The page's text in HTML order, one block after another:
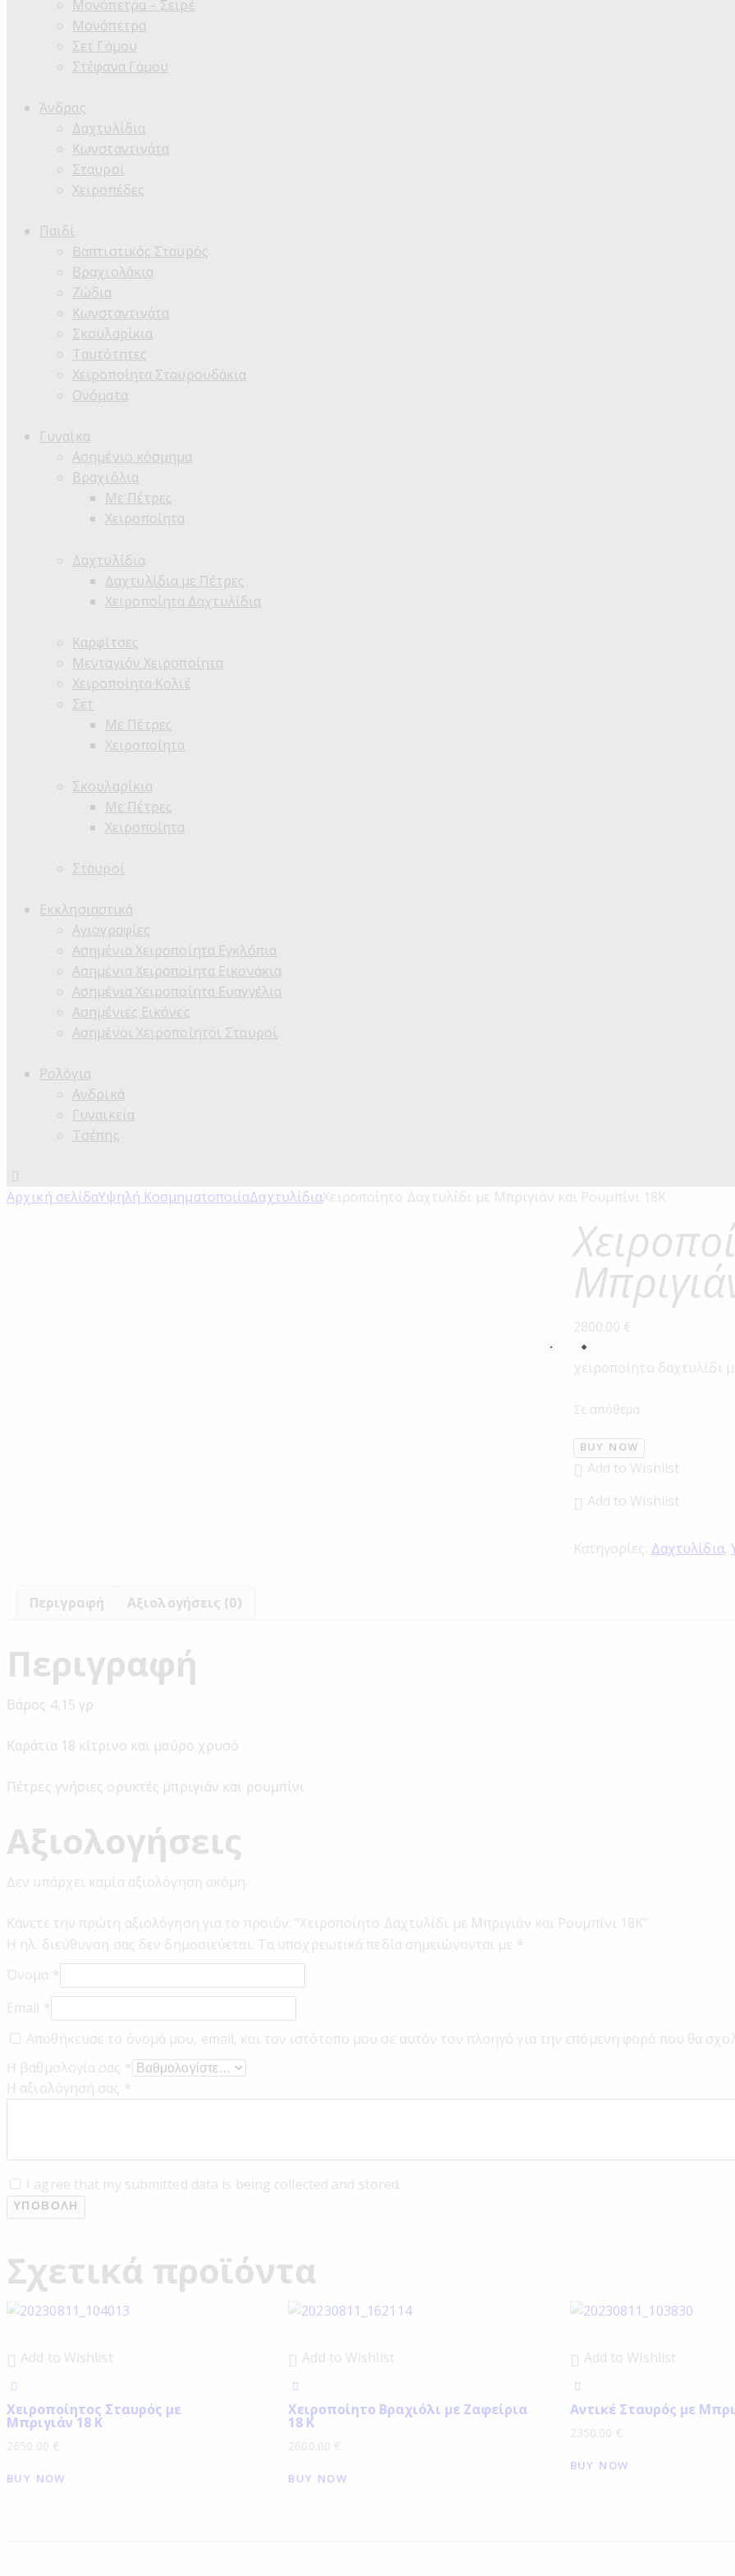
Μονόπετρα – Σειρέ
Μονόπετρα
Σετ Γάμου
Στέφανα Γάμου
Άνδρας
Δαχτυλίδια
Κωνσταντινάτα
Σταυροί
Χειροπέδες
Παιδί
Βαπτιστικός Σταυρός
Βραχιολάκια
Ζώδια
Κωνσταντινάτα
Σκουλαρίκια
Ταυτότητες
Χειροποίητα Σταυρουδάκια
Ονόματα
Γυναίκα
Ασημένιο κόσμημα
Βραχιόλια
Με Πέτρες
Χειροποίητα
Δαχτυλίδια
Δαχτυλίδια με Πέτρες
Χειροποίητα Δαχτυλίδια
Καρφίτσες
Μενταγιόν Χειροποίητα
Χειροποίητα Κολιέ
Σετ
Με Πέτρες
Χειροποίητα
Σκουλαρίκια
Με Πέτρες
Χειροποίητα
Σταυροί
Εκκλησιαστικά
Αγιογραφίες
Ασημένια Χειροποίητα Εγκλόπια
Ασημένια Χειροποίητα Εικονάκια
Ασημένια Χειροποίητα Ευαγγέλια
Ασημένιες Εικόνες
Ασημένοι Χειροποίητοι Σταυροί
Ρολόγια
Ανδρικά
Γυναικεία
Τσέπης
Αρχική σελίδαΥψηλή ΚοσμηματοποιίαΔαχτυλίδιαΧειροποίητο Δαχτυλίδι με Μπριγιάν και Ρουμπίνι 18Κ
2800.00 €
χειροποίητο δαχτυλίδι
Σε απόθεμα
BUY NOW
Add to Wishlist
Add to Wishlist
Κατηγορίες: Δαχτυλίδια,
Περιγραφή Αξιολογήσεις (0)
Περιγραφή
Βάρος 4,15 γρ
Καράτια 18 κίτρινο και μαύρο χρυσό
Πέτρες γνήσιες ορυκτές μπριγιάν και ρουμπίνι
Αξιολογήσεις
Δεν υπάρχει καμία αξιολόγηση ακόμη.
Κάνετε την πρώτη αξιολόγηση για το προϊόν: “Χειροποίητο Δαχτυλίδι με Μπριγιάν και Ρουμπίνι 18Κ”
Η ηλ. διεύθυνση σας δεν δημοσιεύεται. Τα υποχρεωτικά πεδία σημειώνονται με *
Όνομα *
Email *
Αποθήκευσε το όνομά μου, email, και τον ιστότοπο μου σε αυτόν τον πλοηγό για την επόμενη φορά που θα
Η βαθμολογία σας *
Η αξιολόγησή σας *
I agree that my submitted data is being collected and stored.
Σχετικά προϊόντα
Add to Wishlist
Χειροποίητος Σταυρός με
Μπριγιάν 18 Κ
2650.00 €
BUY NOW
Add to Wishlist
Χειροποίητο Βραχιόλι με Ζαφείρια
18 Κ
2600.00 €
BUY NOW
Add to Wishlist
Αντικέ Σταυρός με
2350.00 €
BUY NOW